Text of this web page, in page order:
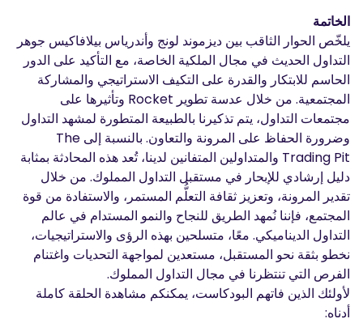
الخاتمة
يلخّص الحوار الثاقب بين ديزموند لونج وأندرياس بيلافاكيس جوهر
التداول الحديث في مجال الملكية الخاصة، مع التأكيد على الدور
الحاسم للابتكار والقدرة على التكيف الاستراتيجي والمشاركة
المجتمعية. من خلال عدسة تطوير Rocket وتأثيرها على
مجتمعات التداول، يتم تذكيرنا بالطبيعة المتطورة لمشهد التداول
وضرورة الحفاظ على المرونة والتعاون. بالنسبة إلى The
Trading Pit والمتداولين المتفانين لدينا، تُعد هذه المحادثة بمثابة
دليل إرشادي للإبحار في مستقبل التداول المملوك. من خلال
تقدير المرونة، وتعزيز ثقافة التعلُّم المستمر، والاستفادة من قوة
المجتمع، فإننا نُمهد الطريق للنجاح والنمو المستدام في عالم
التداول الديناميكي. معًا، متسلحين بهذه الرؤى والاستراتيجيات،
نخطو بثقة نحو المستقبل، مستعدين لمواجهة التحديات واغتنام
الفرص التي تنتظرنا في مجال التداول المملوك.
لأولئك الذين فاتهم البودكاست، يمكنكم مشاهدة الحلقة كاملة
أدناه: